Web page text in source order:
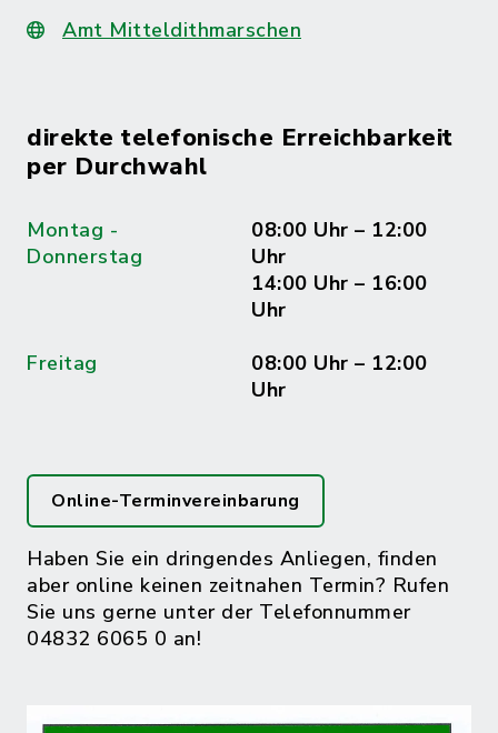
Amt Mitteldithmarschen
direkte telefonische Erreichbarkeit
per Durchwahl
Montag -
Donnerstag
08:00 Uhr – 12:00
Uhr
14:00 Uhr – 16:00
Uhr
Freitag
08:00 Uhr – 12:00
Uhr
Online-Terminvereinbarung
Haben Sie ein dringendes Anliegen, finden
aber online keinen zeitnahen Termin? Rufen
Sie uns gerne unter der Telefonnummer
04832 6065 0 an!